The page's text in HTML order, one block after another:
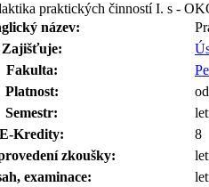
praktických činností I. s -
název:
Zajišťuje:
Fakulta:
Platnost:
Semestr:
E-Kredity:
8
zkoušky:
examinace: